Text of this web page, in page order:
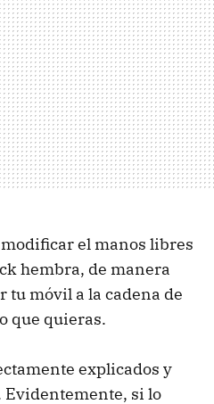
el manos libres
hembra, de manera
tu móvil a la cadena de
que quieras.
explicados y
Evidentemente, si lo